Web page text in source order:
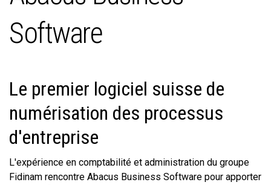
Software
Le premier logiciel suisse de
numérisation des processus
d'entreprise
L'expérience en comptabilité et administration du groupe
Fidinam rencontre Abacus Business Software pour apporter